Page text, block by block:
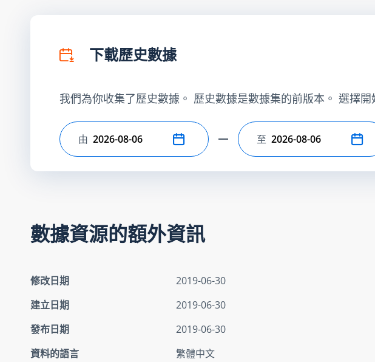
下載歷史數據
我們為你收集了歷史數據。 歷史數據是數據集的前版本。 選擇
選擇開始日期
由 選擇結束日期
至
數據資源的額外資訊
修改日期
2019-06-30
建立日期
2019-06-30
發布日期
2019-06-30
資料的語言
繁體中文